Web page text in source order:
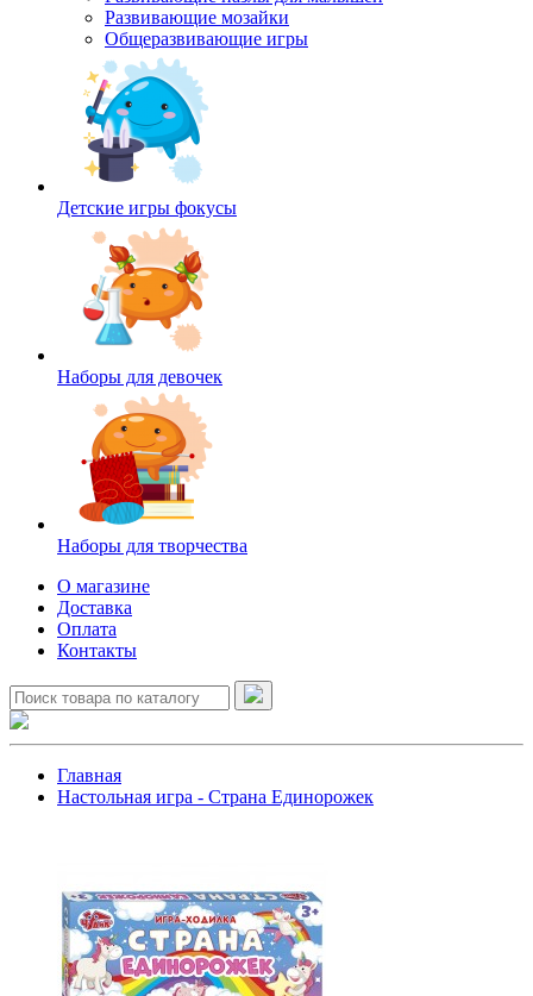
Развивающие мозайки
Общеразвивающие игры
Детские игры фокусы
Наборы для девочек
Наборы для творчества
О магазине
Доставка
Оплата
Контакты
Главная
Настольная игра - Страна Единорожек